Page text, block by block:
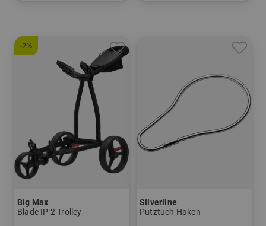
-7%
Big Max
Blade IP 2 Trolley
Silverline
Putztuch Haken